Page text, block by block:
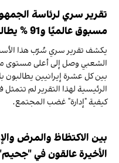
تقرير سري لرئاسة
مسبوق عالميًا و91 % يطالبون بالتغيير
يكشف تقرير سري سُرّب هذا
الشعبي وصل إلى أعلى مستوى
بين كل عشرة إيرانيين يطالبون
الرئيسية لهذا التقرير لم
كيفية "إدارة" غضب المجتمع.
بين الاكتظاظ والمرض
الأخيرة عالقون في